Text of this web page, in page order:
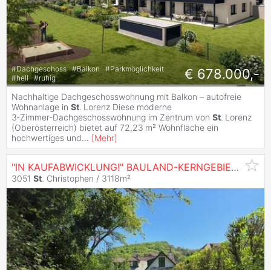
#Dachgeschoss #Balkon #Parkmöglichkeit
#hell #ruhig € 678.000,-
Nachhaltige Dachgeschosswohnung mit Balkon – autofreie
Wohnanlage in St. Lorenz Diese moderne
3‑Zimmer‑Dachgeschosswohnung im Zentrum von St. Lorenz
(Oberösterreich) bietet auf 72,23 m² Wohnfläche ein
hochwertiges und... [Mehr]
"IN KAUFABWICKLUNG!" BAULAND-KERNGEBIET MIT ALTBESTAND IN
3051 St. Christophen / 3118m²